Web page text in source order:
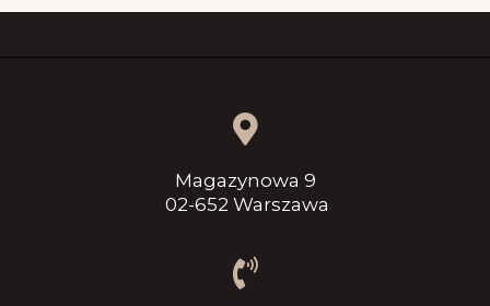
Magazynowa 9
02-652 Warszawa